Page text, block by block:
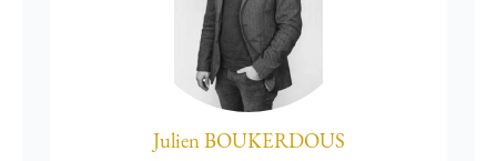
Julien BOUKERDOUS